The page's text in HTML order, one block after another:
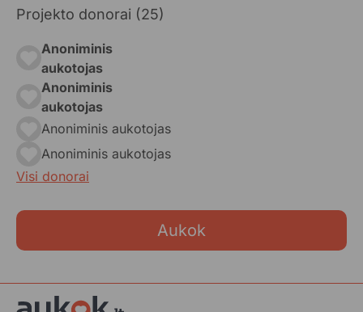
Projekto donorai (25)
Anoniminis
aukotojas
Anoniminis
aukotojas
Anoniminis aukotojas
Anoniminis aukotojas
Visi donorai
Aukok